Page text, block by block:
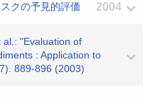
クの予見的評価 2004
al.: "Evaluation of
: Application to
889-896 (2003)